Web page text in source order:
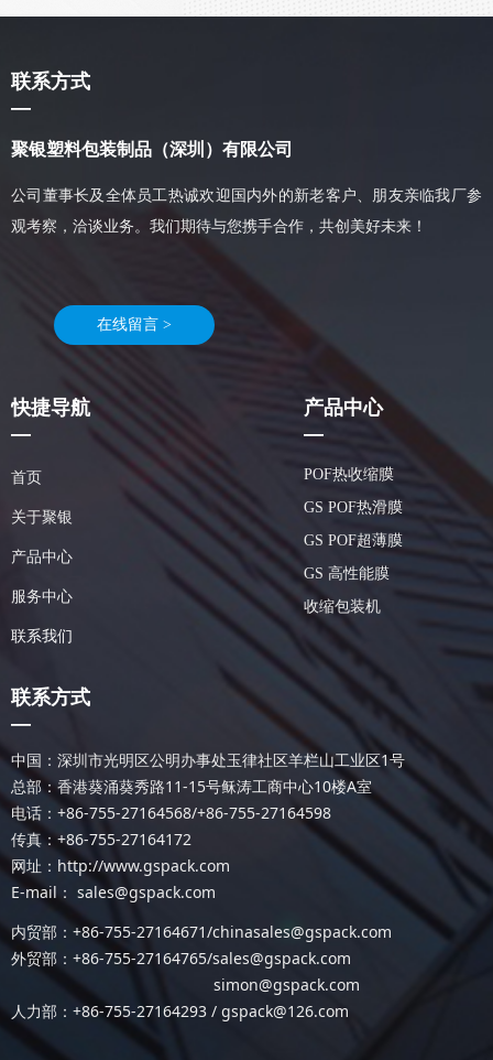
联系方式
—
聚银塑料包装制品（深圳）有限公司
公司董事长及全体员工热诚欢迎国内外的新老客户、朋友亲临我厂参
观考察，洽谈业务。我们期待与您携手合作，共创美好未来！
在线留言 >
中国：深圳市光明区公明办事处玉律社区羊栏山工业区1号
总部：香港葵涌葵秀路11-15号稣涛工商中心10楼A室
电话：+86-755-27164568/+86-755-27164598
传真：+86-755-27164172
网址：http://www.gspack.com
E-mail： sales@gspack.com
内贸部：+86-755-27164671/chinasales@gspack.com
外贸部：+86-755-27164765/sales@gspack.com
simon@gspack.com
人力部：+86-755-27164293 / gspack@126.com
联系方式
—
产品中心
—
POF热收缩膜
GS POF热滑膜
GS POF超薄膜
GS 高性能膜
收缩包装机
快捷导航
—
首页
关于聚银
产品中心
服务中心
联系我们